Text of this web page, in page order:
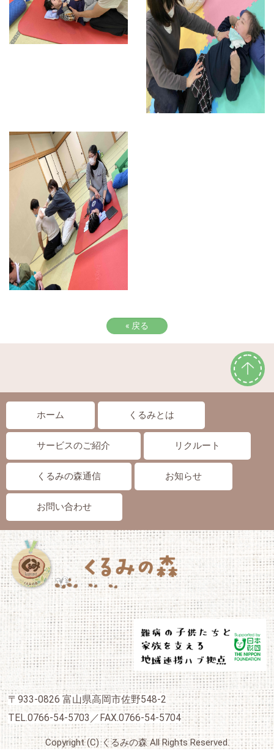
« 戻る
ホーム くるみとは
サービスのご紹介 リクルート
くるみの森通信 お知らせ
お問い合わせ
〒933-0826 富山県高岡市佐野548-2
TEL.0766-54-5703／FAX.0766-54-5704
Copyright (C) くるみの森 All Rights Reserved.